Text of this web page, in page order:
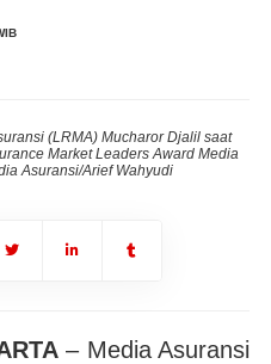
(LRMA) Mucharor Djalil saat
Market Leaders Award Media
Asuransi/Arief Wahyudi
– Media Asuransi